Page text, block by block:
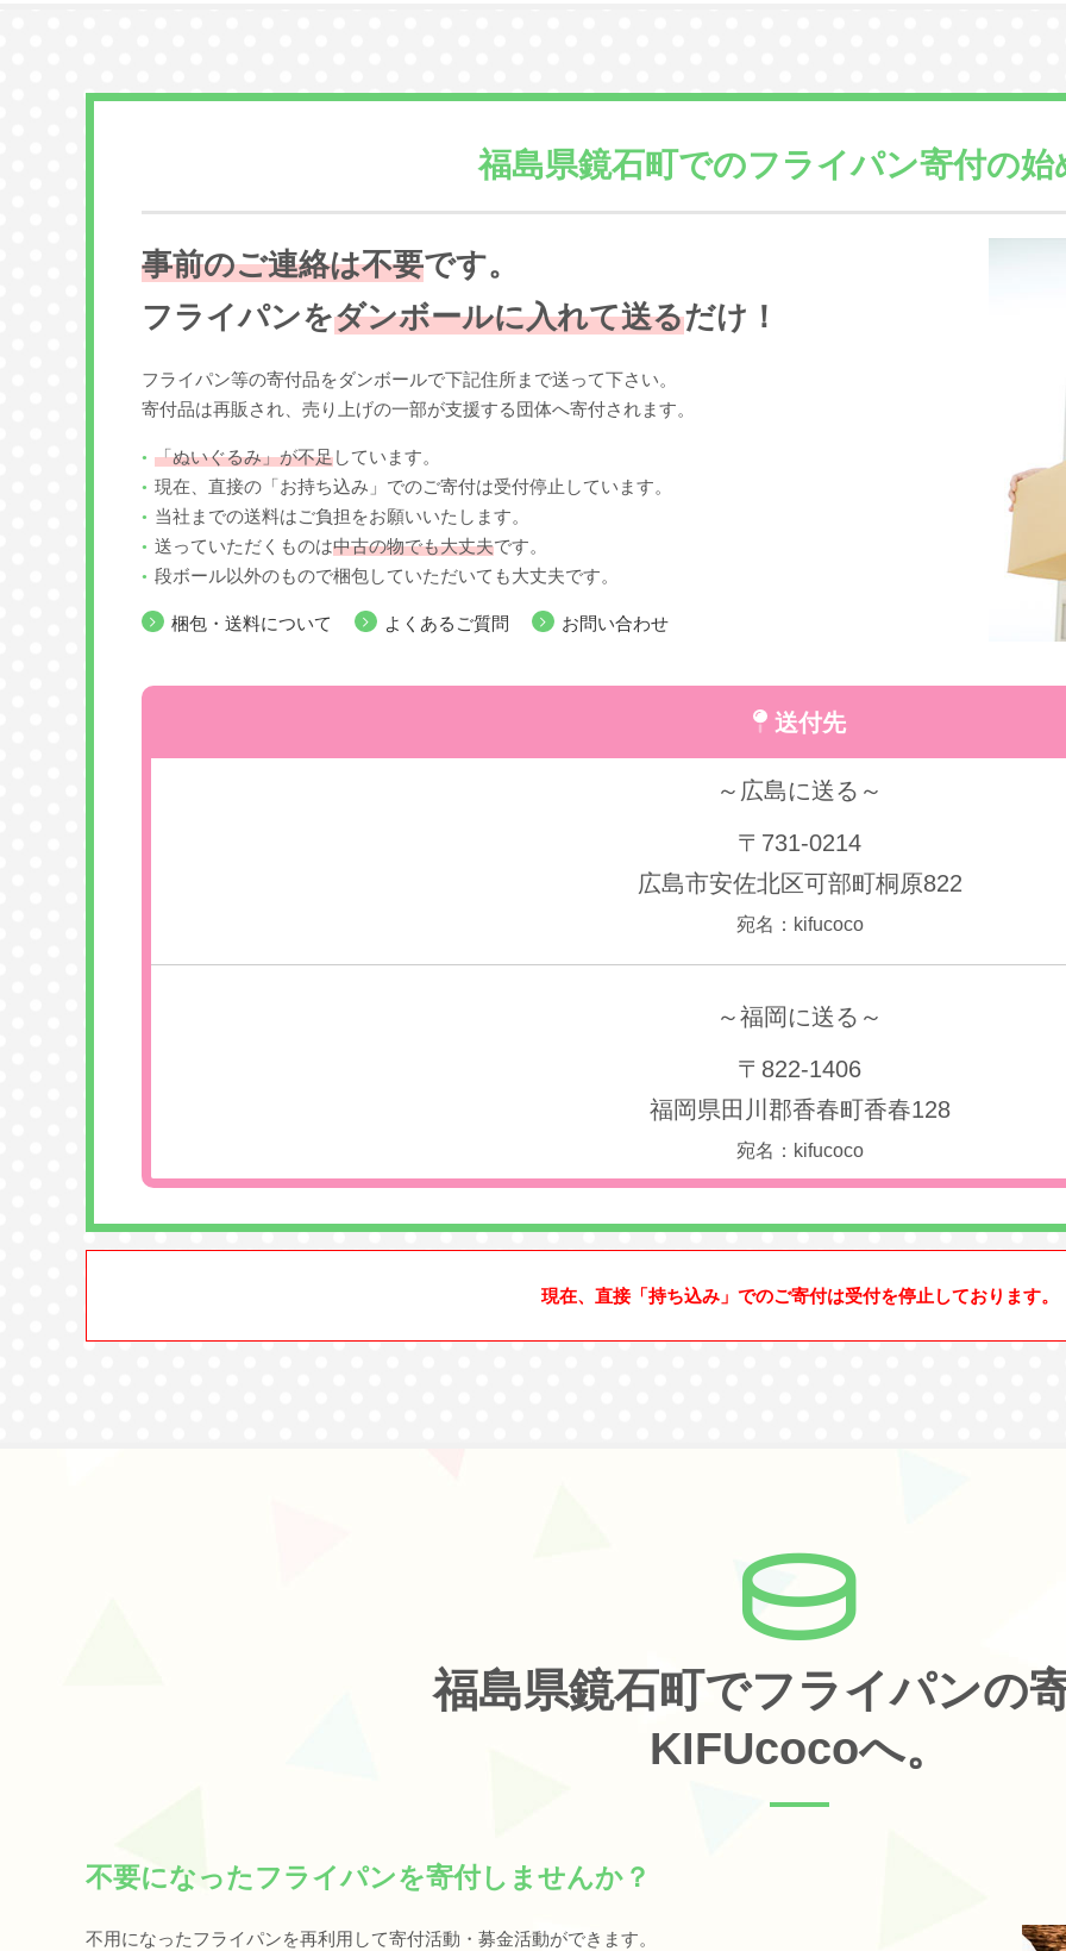
福島県鏡石町でのフライパン寄付の始
事前のご連絡は不要です。
フライパンをダンボールに入れて送るだけ！
フライパン等の寄付品をダンボールで下記住所まで送って下さい。
寄付品は再販され、売り上げの一部が支援する団体へ寄付されます。
「ぬいぐるみ」が不足しています。
現在、直接の「お持ち込み」でのご寄付は受付停止しています。
当社までの送料はご負担をお願いいたします。
送っていただくものは中古の物でも大丈夫です。
段ボール以外のもので梱包していただいても大丈夫です。
梱包・送料について よくあるご質問 お問い合わせ
送付先
～広島に送る～
〒731-0214
広島市安佐北区可部町桐原822
宛名：kifucoco
～福岡に送る～
〒822-1406
福岡県田川郡香春町香春128
宛名：kifucoco
現在、直接「持ち込み」でのご寄付は受付を停止しております。
福島県鏡石町でフライパンの
KIFUcocoへ。
不要になったフライパンを寄付しませんか？
不用になったフライパンを再利用して寄付活動・募金活動ができます。